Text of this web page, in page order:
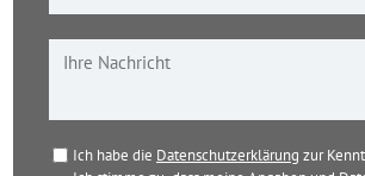
Ich habe die Datenschutzerklärung zur